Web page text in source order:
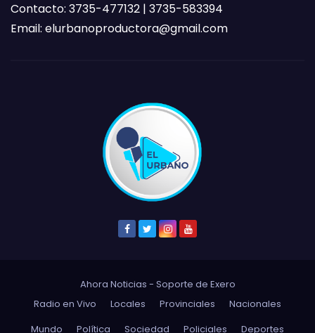
Contacto: 3735-477132 | 3735-583394
Email: elurbanoproductora@gmail.com
Ahora Noticias - Soporte de Exero
Radio en Vivo
Locales Provinciales
Nacionales
Mundo
Política Sociedad Policiales Deportes